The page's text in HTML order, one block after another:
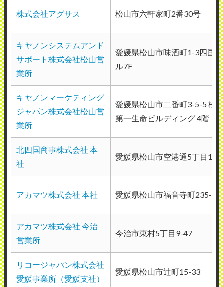
くれるのもありがたいです。
2025年5月2日投稿
株式会社アグサス 松山市六軒家町2番30号
キヤノンシステムアンド
サポート株式会社松山営
業所
愛媛県松山市味酒町1-3四国
ル7F
キヤノンマーケティング
ジャパン株式会社松山営
業所
愛媛県松山市二番町3-5-5 松
第一生命ビルディング 4階
北四国商事株式会社 本
社
愛媛県松山市空港通5丁目10-
アカマツ株式会社 本社 愛媛県松山市福音寺町235-1
アカマツ株式会社 今治
営業所
今治市東村5丁目9-47
リコージャパン株式会社
愛媛事業所（愛媛支社）
愛媛県松山市辻町15-33